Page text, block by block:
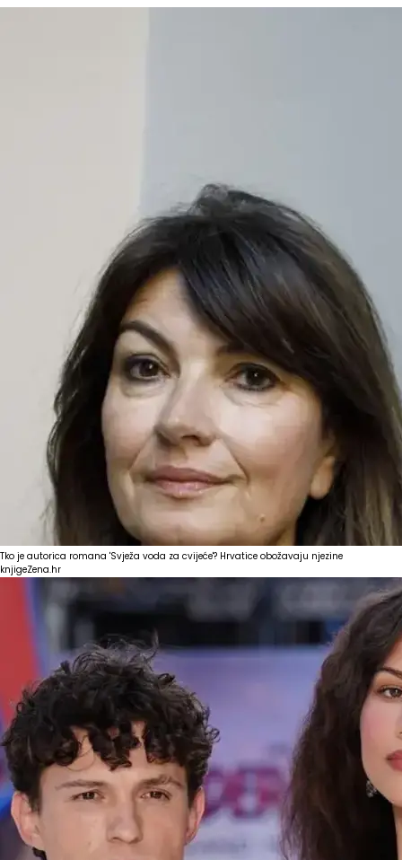
Tko je autorica romana 'Svježa voda za cvijeće'? Hrvatice obožavaju njezine
knjigeZena.hr